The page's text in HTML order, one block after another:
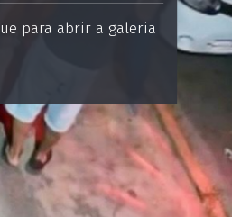
para abrir a galeria